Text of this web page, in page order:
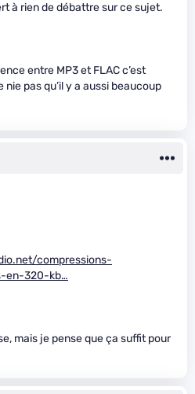
à rien de débattre sur ce sujet.
entre MP3 et FLAC c’est
pas qu’il y a aussi beaucoup
compressions-
en-320-kb…
mais je pense que ça suffit pour